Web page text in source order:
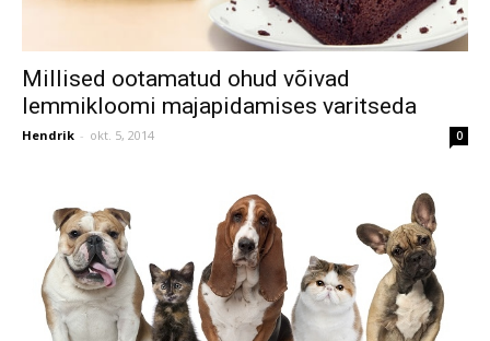
Millised ootamatud ohud võivad
lemmikloomi majapidamises varitseda
Hendrik - okt. 5, 2014 0